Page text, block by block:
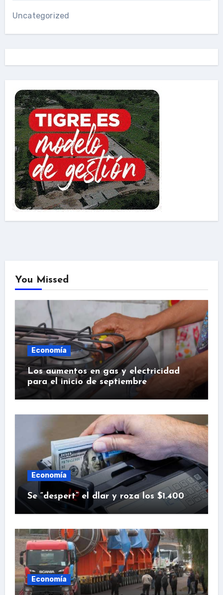
Uncategorized
You Missed
Economía
Los aumentos en gas y electricidad
para el inicio de septiembre
Economía
Se “despert” el dlar y roza los $1.400
Economía